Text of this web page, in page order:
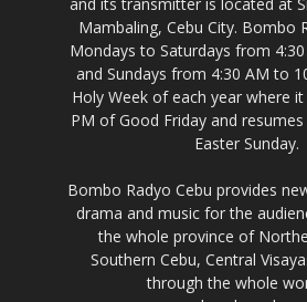
Mambaling, Cebu City. Bombo
Mondays to Saturdays from
and Sundays from 4:30 AM to
Holy Week of each year where
PM of Good Friday and
Easter Sunday.
Bombo Radyo Cebu provides
drama and music for the
the whole province of
Southern Cebu, Central
through the whole